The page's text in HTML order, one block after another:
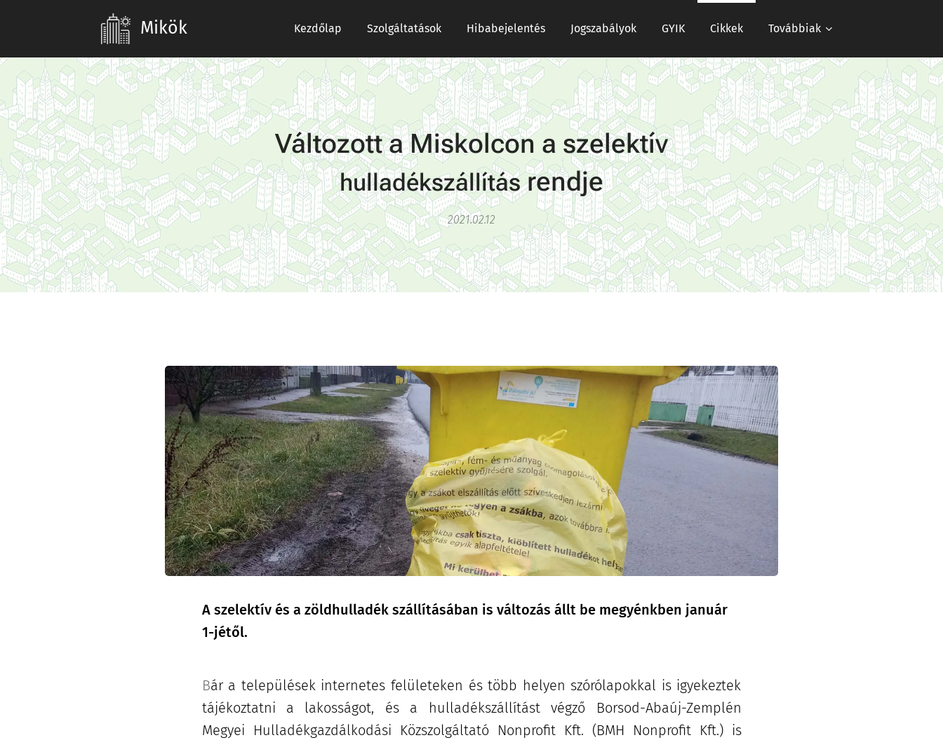
Mikök Kezdőlap Szolgáltatások Hibabejelentés Jogszabályok GYIK Cikkek Továbbiak
Változott a Miskolcon a szelektív
hulladékszállításrendje
2021.02.12
A szelektív és a zöldhulladék szállításában is változás állt be megyénkben január
1-jétől.
Bár a települések internetes felületeken és több helyen szórólapokkal is igyekeztek
tájékoztatni a lakosságot, és a hulladékszállítást végző Borsod-Abaúj-Zemplén
Megyei Hulladékgazdálkodási Közszolgáltató Nonprofit Kft. (BMH Nonprofit Kft.) is